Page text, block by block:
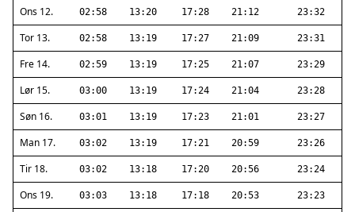
Ons 12. 02:58 13:20 17:28 21:12 23:32
Tor 13. 02:58 13:19 17:27 21:09 23:31
Fre 14. 02:59 13:19 17:25 21:07 23:29
Lør 15. 03:00 13:19 17:24 21:04 23:28
Søn 16. 03:01 13:19 17:23 21:01 23:27
Man 17. 03:02 13:19 17:21 20:59 23:26
Tir 18. 03:02 13:18 17:20 20:56 23:24
Ons 19. 03:03 13:18 17:18 20:53 23:23